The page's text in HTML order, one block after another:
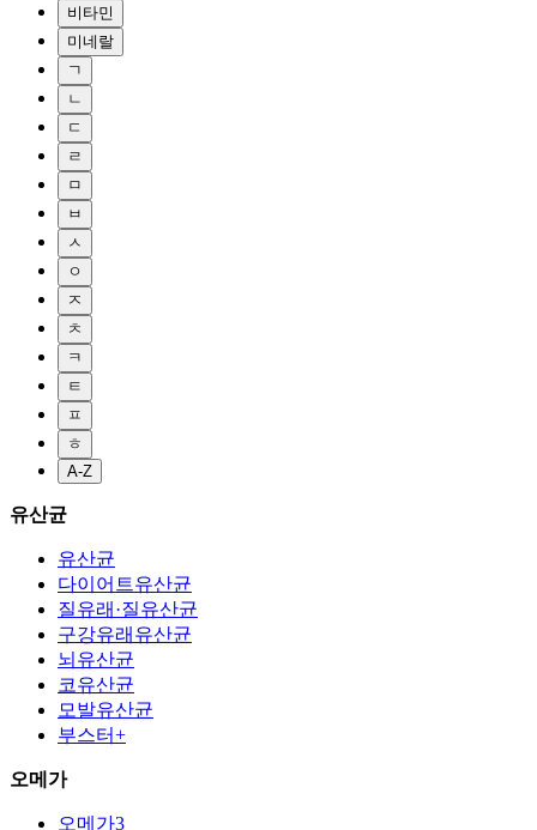
비타민
미네랄
ㄱ
ㄴ
ㄷ
ㄹ
ㅁ
ㅂ
ㅅ
ㅇ
ㅈ
ㅊ
ㅋ
ㅌ
ㅍ
ㅎ
A-Z
유산균
유산균
다이어트유산균
질유래·질유산균
구강유래유산균
뇌유산균
코유산균
모발유산균
부스터+
오메가
오메가3